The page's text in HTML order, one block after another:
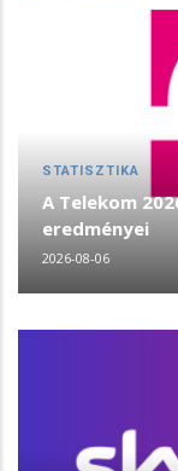
STATISZTIKA
A Telekom
eredményei
2026-08-06